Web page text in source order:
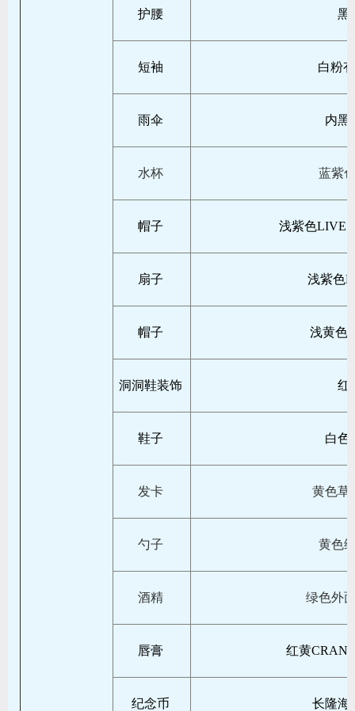
护腰 黑
短袖 白粉
雨伞 内黑
水杯 蓝紫
帽子 浅紫色LIVE
扇子 浅紫色
帽子 浅黄色
洞洞鞋装饰 红
鞋子 白色
发卡 黄色草
勺子 黄色
酒精 绿色外
唇膏 红黄
纪念币 长隆海